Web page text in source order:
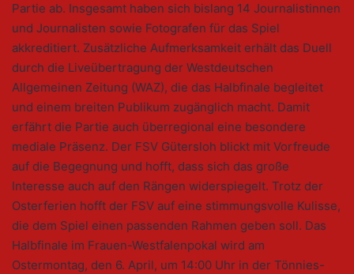
Partie ab. Insgesamt haben sich bislang 14 Journalistinnen
und Journalisten sowie Fotografen für das Spiel
akkreditiert. Zusätzliche Aufmerksamkeit erhält das Duell
durch die Liveübertragung der Westdeutschen
Allgemeinen Zeitung (WAZ), die das Halbfinale begleitet
und einem breiten Publikum zugänglich macht. Damit
erfährt die Partie auch überregional eine besondere
mediale Präsenz. Der FSV Gütersloh blickt mit Vorfreude
auf die Begegnung und hofft, dass sich das große
Interesse auch auf den Rängen widerspiegelt. Trotz der
Osterferien hofft der FSV auf eine stimmungsvolle Kulisse,
die dem Spiel einen passenden Rahmen geben soll. Das
Halbfinale im Frauen-Westfalenpokal wird am
Ostermontag, den 6. April, um 14:00 Uhr in der Tönnies-